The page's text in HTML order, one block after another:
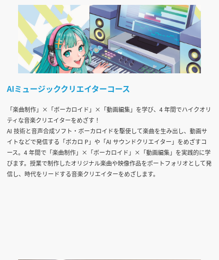
AIミュージッククリエイターコース
「楽曲制作」×「ボーカロイド」×「動画編集」を学び、4 年間でハイクオリ
ティな音楽クリエイターをめざす！
AI 技術と音声合成ソフト・ボーカロイドを駆使して楽曲を生み出し、動画サ
イトなどで発信する「ボカロ P」や「AI サウンドクリエイター」をめざすコ
ース。4 年間で「楽曲制作」×「ボーカロイド」×「動画編集」を実践的に学
びます。授業で制作したオリジナル楽曲や映像作品をポートフォリオとして発
信し、時代をリードする音楽クリエイターをめざします。